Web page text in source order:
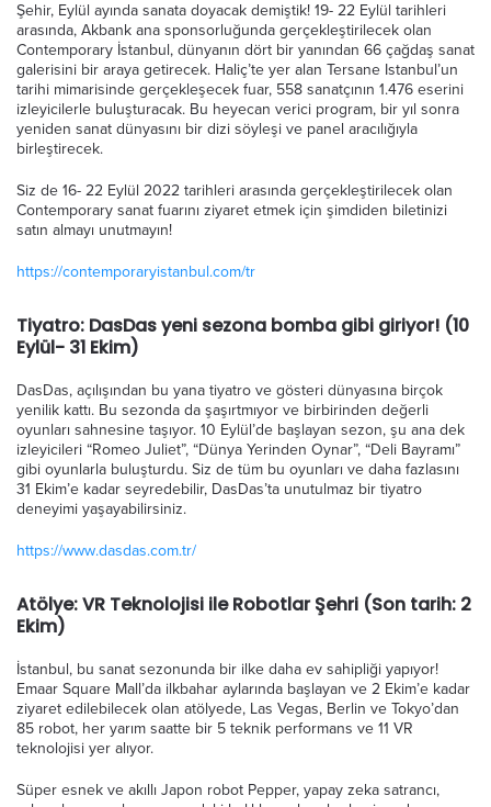
Şehir, Eylül ayında sanata doyacak demiştik! 19- 22 Eylül tarihleri
arasında, Akbank ana sponsorluğunda gerçekleştirilecek olan
Contemporary İstanbul, dünyanın dört bir yanından 66 çağdaş sanat
galerisini bir araya getirecek. Haliç’te yer alan Tersane Istanbul’un
tarihi mimarisinde gerçekleşecek fuar, 558 sanatçının 1.476 eserini
izleyicilerle buluşturacak. Bu heyecan verici program, bir yıl sonra
yeniden sanat dünyasını bir dizi söyleşi ve panel aracılığıyla
birleştirecek.
Siz de 16- 22 Eylül 2022 tarihleri ​​arasında gerçekleştirilecek olan
Contemporary sanat fuarını ziyaret etmek için şimdiden biletinizi
satın almayı unutmayın!
https://contemporaryistanbul.com/tr
Tiyatro: DasDas yeni sezona bomba gibi giriyor! (10
Eylül- 31 Ekim)
DasDas, açılışından bu yana tiyatro ve gösteri dünyasına birçok
yenilik kattı. Bu sezonda da şaşırtmıyor ve birbirinden değerli
oyunları sahnesine taşıyor. 10 Eylül’de başlayan sezon, şu ana dek
izleyicileri “Romeo Juliet”, “Dünya Yerinden Oynar”, “Deli Bayramı”
gibi oyunlarla buluşturdu. Siz de tüm bu oyunları ve daha fazlasını
31 Ekim’e kadar seyredebilir, DasDas’ta unutulmaz bir tiyatro
deneyimi yaşayabilirsiniz.
https://www.dasdas.com.tr/
Atölye: VR Teknolojisi ile Robotlar Şehri (Son tarih: 2
Ekim)
İstanbul, bu sanat sezonunda bir ilke daha ev sahipliği yapıyor!
Emaar Square Mall’da ilkbahar aylarında başlayan ve 2 Ekim’e kadar
ziyaret edilebilecek olan atölyede, Las Vegas, Berlin ve Tokyo’dan
85 robot, her yarım saatte bir 5 teknik performans ve 11 VR
teknolojisi yer alıyor.
Süper esnek ve akıllı Japon robot Pepper, yapay zeka satrancı,